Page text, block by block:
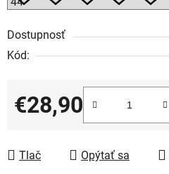
Dostupnosť
Kód:
€28,90
Jednotková cena:
Tlač Opýtať sa